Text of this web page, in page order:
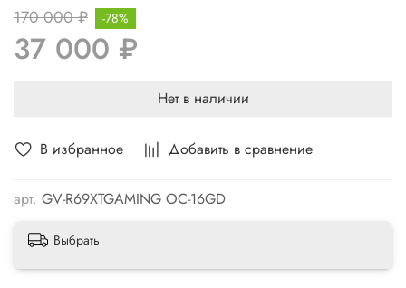
В избранное Добавить в сравнение
арт. GV-R69XTGAMING OC-16GD
170 000 ₽
37 000 ₽
-78%
Нет в наличии
Выбрать